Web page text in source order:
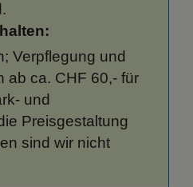
Verpflegung und
ab ca. CHF 60,- für
und
Preisgestaltung
sind wir nicht